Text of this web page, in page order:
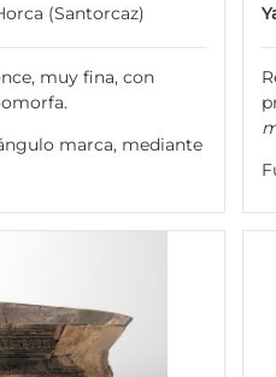
(Santorcaz)
muy fina, con
marca, mediante